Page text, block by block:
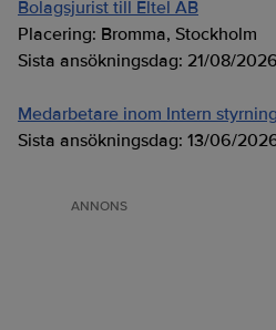
Bolagsjurist till Eltel AB
Placering: Bromma, Stockholm
Sista ansökningsdag: 21/08/2026
Medarbetare inom Intern
Sista ansökningsdag: 13/06/
ANNONS